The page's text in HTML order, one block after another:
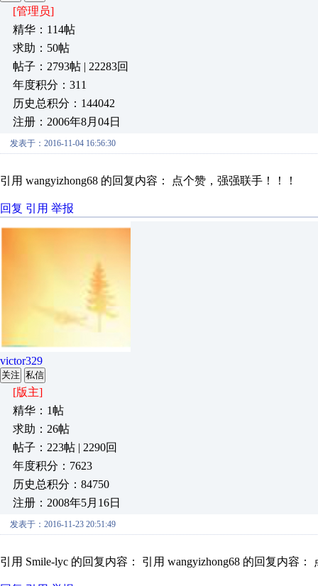
[管理员]
精华：114帖
求助：50帖
帖子：2793帖 | 22283回
年度积分：311
历史总积分：144042
注册：2006年8月04日
发表于：2016-11-04 16:56:30
引用 wangyizhong68 的回复内容： 点个赞，强强联手！！！
回复 引用 举报
victor329
关注 私信
[版主]
精华：1帖
求助：26帖
帖子：223帖 | 2290回
年度积分：7623
历史总积分：84750
注册：2008年5月16日
发表于：2016-11-23 20:51:49
引用 Smile-lyc 的回复内容： 引用 wangyizhong68 的回复内容：